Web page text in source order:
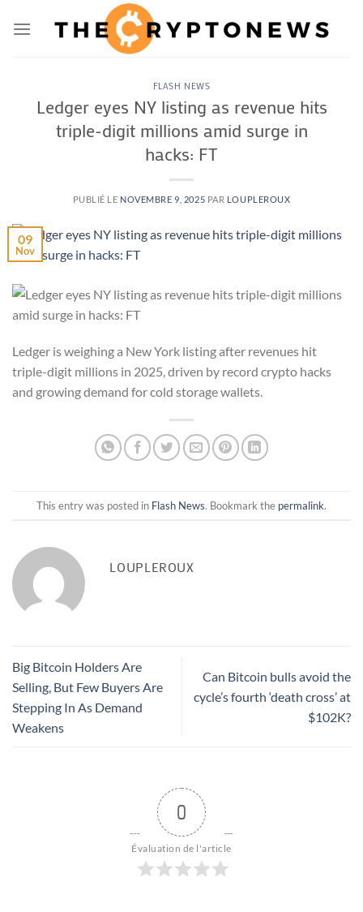
FLASH NEWS
Ledger eyes NY listing as revenue hits
triple-digit millions amid surge in
hacks: FT
PUBLIÉ LE NOVEMBRE 9, 2025 PAR LOUPLEROUX
09
Nov
Ledger is weighing a New York listing after revenues hit
triple-digit millions in 2025, driven by record crypto hacks
and growing demand for cold storage wallets.
This entry was posted in Flash News. Bookmark the permalink.
LOUPLEROUX
Big Bitcoin Holders Are
Selling, But Few Buyers Are
Stepping In As Demand
Weakens
Can Bitcoin bulls avoid the
cycle’s fourth ‘death cross’ at
$102K?
0
Évaluation de l'article